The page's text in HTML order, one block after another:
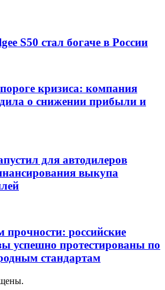
S50 стал богаче в России
кризиса: компания
о снижении прибыли и
для автодилеров
выкупа
прочности: российские
успешно протестированы по
стандартам